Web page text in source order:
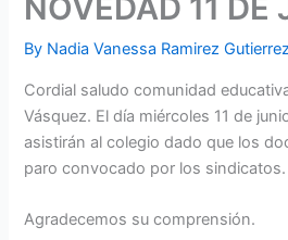
NOVEDAD 11 DE
By Nadia Vanessa Ramirez
Cordial saludo comunidad
Vásquez. El día miércoles 11 de
asistirán al colegio dado que los
paro convocado por los sindicatos.
Agradecemos su comprensión.